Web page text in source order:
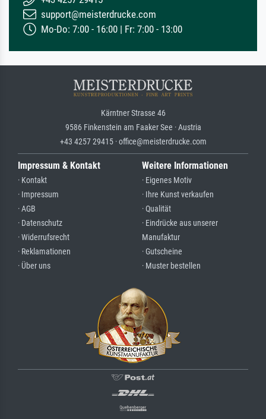
support@meisterdrucke.com
Mo-Do: 7:00 - 16:00 | Fr: 7:00 - 13:00
Kärntner Strasse 46
9586 Finkenstein am Faaker See · Austria
+43 4257 29415 · office@meisterdrucke.com
Impressum & Kontakt
· Kontakt
· Impressum
· AGB
· Datenschutz
· Widerrufsrecht
· Reklamationen
· Über uns
Weitere Informationen
· Eigenes Motiv
· Ihre Kunst verkaufen
· Qualität
· Eindrücke aus unserer
Manufaktur
· Gutscheine
· Muster bestellen